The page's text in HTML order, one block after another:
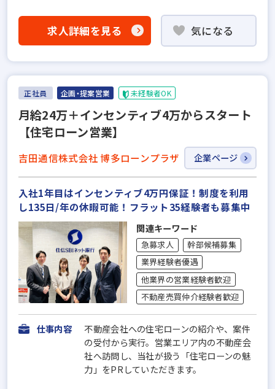
求人詳細を見る 気になる
正社員 企画・提案営業 未経験者OK
月給24万＋インセンティブ4万からスタート
【住宅ローン営業】
吉田通信株式会社 博多ローンプラザ 企業ページ
入社1年目はインセンティブ4万円保証！制度を利用
し135日/年の休暇可能！フラット35経験者も募集中
関連キーワード
急募求人
幹部候補募集
業界経験者優遇
他業界の営業経験者歓迎
不動産売買仲介経験者歓迎
仕事内容
不動産会社への住宅ローンの紹介や、案件
の受付から実行。営業エリア内の不動産会
社へ訪問し、当社が扱う「住宅ローンの魅
力」をPRしていただきます。